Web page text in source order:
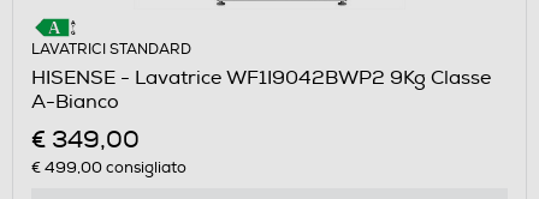
LAVATRICI STANDARD
HISENSE - Lavatrice WF1I9042BWP2 9Kg Classe
A-Bianco
€ 349,00
€ 499,00consigliato